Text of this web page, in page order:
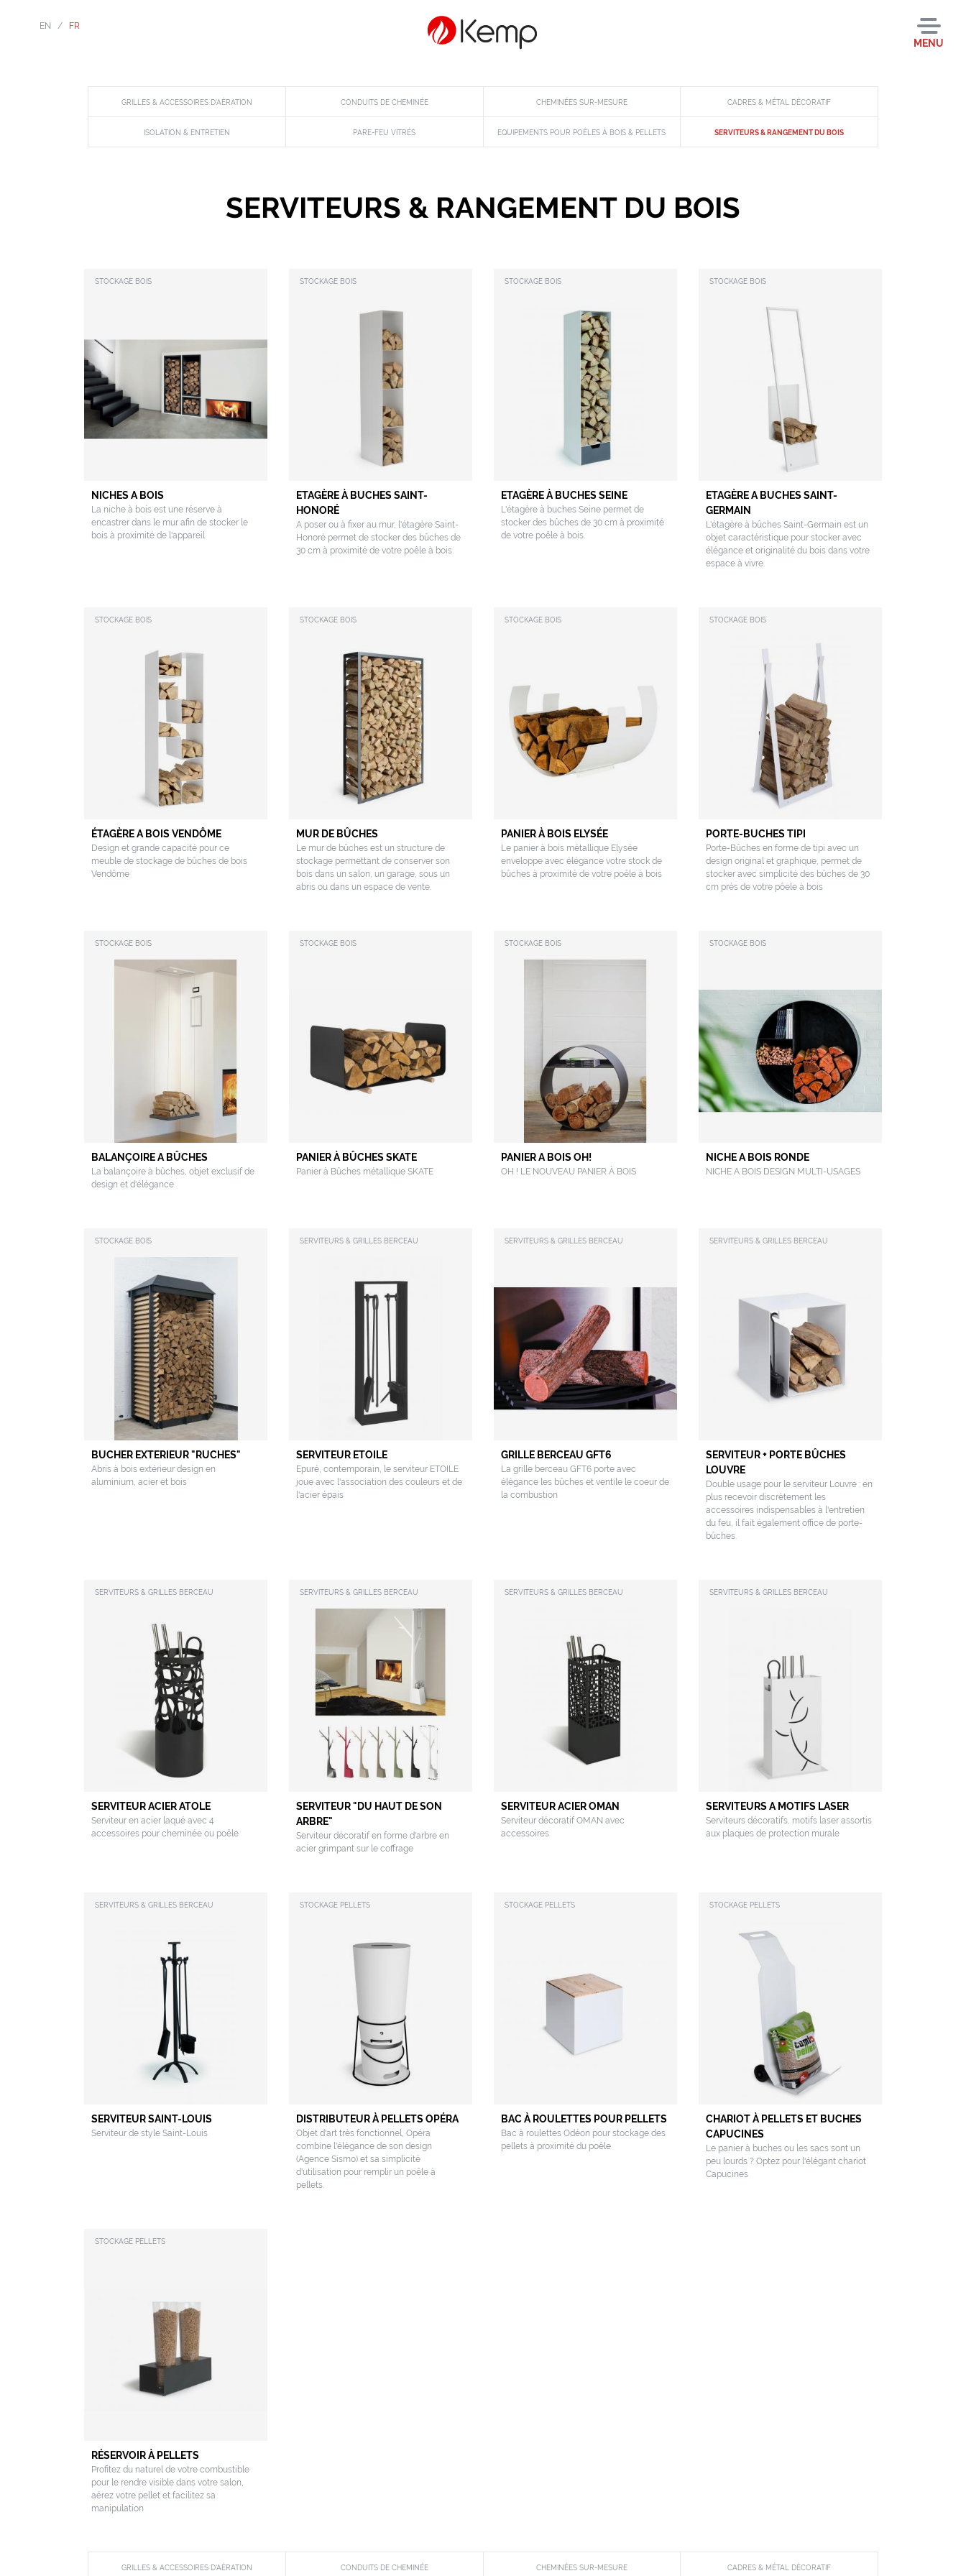
EN / FR
MENU
GRILLES & ACCESSOIRES D'AÉRATION CONDUITS DE CHEMINÉE CHEMINÉES SUR-MESURE CADRES & MÉTAL DÉCORATIF
ISOLATION & ENTRETIEN PARE-FEU VITRÉS EQUIPEMENTS POUR POÊLES À BOIS & PELLETS SERVITEURS & RANGEMENT DU BOIS
SERVITEURS & RANGEMENT DU BOIS
STOCKAGE BOIS
NICHES A BOIS
La niche à bois est une réserve à
encastrer dans le mur afin de stocker le
bois à proximité de l'appareil
STOCKAGE BOIS
ETAGÈRE À BUCHES SAINT-
HONORÉ
A poser ou à fixer au mur, l'étagère Saint-
Honoré permet de stocker des bûches de
30 cm à proximité de votre poêle à bois.
STOCKAGE BOIS
ETAGÈRE À BUCHES SEINE
L'étagère à buches Seine permet de
stocker des bûches de 30 cm à proximité
de votre poêle à bois.
STOCKAGE BOIS
ETAGÈRE A BUCHES SAINT-
GERMAIN
L'étagère à bûches Saint-Germain est un
objet caractéristique pour stocker avec
élégance et originalité du bois dans votre
espace à vivre.
STOCKAGE BOIS
ÉTAGÈRE A BOIS VENDÔME
Design et grande capacité pour ce
meuble de stockage de bûches de bois
Vendôme
STOCKAGE BOIS
MUR DE BÛCHES
Le mur de bûches est un structure de
stockage permettant de conserver son
bois dans un salon, un garage, sous un
abris ou dans un espace de vente.
STOCKAGE BOIS
PANIER À BOIS ELYSÉE
Le panier à bois métallique Elysée
enveloppe avec élégance votre stock de
bûches à proximité de votre poêle à bois
STOCKAGE BOIS
PORTE-BUCHES TIPI
Porte-Bûches en forme de tipi avec un
design original et graphique, permet de
stocker avec simplicité des bûches de 30
cm près de votre pôele à bois
STOCKAGE BOIS
BALANÇOIRE A BÛCHES
La balançoire à bûches, objet exclusif de
design et d'élégance
STOCKAGE BOIS
PANIER À BÛCHES SKATE
Panier à Bûches métallique SKATE
STOCKAGE BOIS
PANIER A BOIS OH!
OH ! LE NOUVEAU PANIER À BOIS
STOCKAGE BOIS
NICHE A BOIS RONDE
NICHE A BOIS DESIGN MULTI-USAGES
STOCKAGE BOIS
BUCHER EXTERIEUR "RUCHES"
Abris à bois extérieur design en
aluminium, acier et bois
SERVITEURS & GRILLES BERCEAU
SERVITEUR ETOILE
Epuré, contemporain, le serviteur ETOILE
joue avec l'association des couleurs et de
l'acier épais
SERVITEURS & GRILLES BERCEAU
GRILLE BERCEAU GFT6
La grille berceau GFT6 porte avec
élégance les bûches et ventile le coeur de
la combustion
SERVITEURS & GRILLES BERCEAU
SERVITEUR + PORTE BÛCHES
LOUVRE
Double usage pour le serviteur Louvre : en
plus recevoir discrètement les
accessoires indispensables à l'entretien
du feu, il fait également office de porte-
bûches.
SERVITEURS & GRILLES BERCEAU
SERVITEUR ACIER ATOLE
Serviteur en acier laqué avec 4
accessoires pour cheminée ou poêle
SERVITEURS & GRILLES BERCEAU
SERVITEUR "DU HAUT DE SON
ARBRE"
Serviteur décoratif en forme d'arbre en
acier grimpant sur le coffrage
SERVITEURS & GRILLES BERCEAU
SERVITEUR ACIER OMAN
Serviteur décoratif OMAN avec
accessoires
SERVITEURS & GRILLES BERCEAU
SERVITEURS A MOTIFS LASER
Serviteurs décoratifs, motifs laser assortis
aux plaques de protection murale
SERVITEURS & GRILLES BERCEAU
SERVITEUR SAINT-LOUIS
Serviteur de style Saint-Louis
STOCKAGE PELLETS
DISTRIBUTEUR À PELLETS OPÉRA
Objet d'art très fonctionnel, Opéra
combine l'élégance de son design
(Agence Sismo) et sa simplicité
d'utilisation pour remplir un poêle à
pellets.
STOCKAGE PELLETS
BAC À ROULETTES POUR PELLETS
Bac à roulettes Odéon pour stockage des
pellets à proximité du poêle
STOCKAGE PELLETS
CHARIOT À PELLETS ET BUCHES
CAPUCINES
Le panier à buches ou les sacs sont un
peu lourds ? Optez pour l'élégant chariot
Capucines
STOCKAGE PELLETS
RÉSERVOIR À PELLETS
Profitez du naturel de votre combustible
pour le rendre visible dans votre salon,
aérez votre pellet et facilitez sa
manipulation
GRILLES & ACCESSOIRES D'AÉRATION CONDUITS DE CHEMINÉE CHEMINÉES SUR-MESURE CADRES & MÉTAL DÉCORATIF